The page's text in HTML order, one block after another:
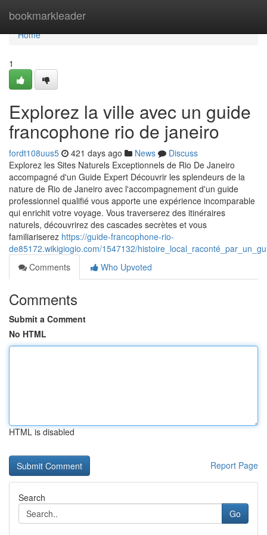
bookmarkleader
Home
Home
1
Explorez la ville avec un guide
francophone rio de janeiro
fordt108uus5 421 days ago News
Discuss
Explorez les Sites Naturels Exceptionnels de Rio De Janeiro
accompagné d'un Guide Expert Découvrir les splendeurs de la
nature de Rio de Janeiro avec l'accompagnement d'un guide
professionnel qualifié vous apporte une expérience incomparable
qui enrichit votre voyage. Vous traverserez des itinéraires
naturels, découvrirez des cascades secrètes et vous
familiariserez https://guide-francophone-rio-
de85172.wikigiogio.com/1547132/
Comments
Who Upvoted
Comments
Submit a Comment
No HTML
HTML is disabled
Report Page
Search
Go